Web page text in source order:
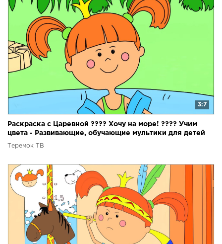
3:7
Раскраска с Царевной ???? Хочу на море! ???? Учим
цвета - Развивающие, обучающие мультики для детей
Теремок ТВ